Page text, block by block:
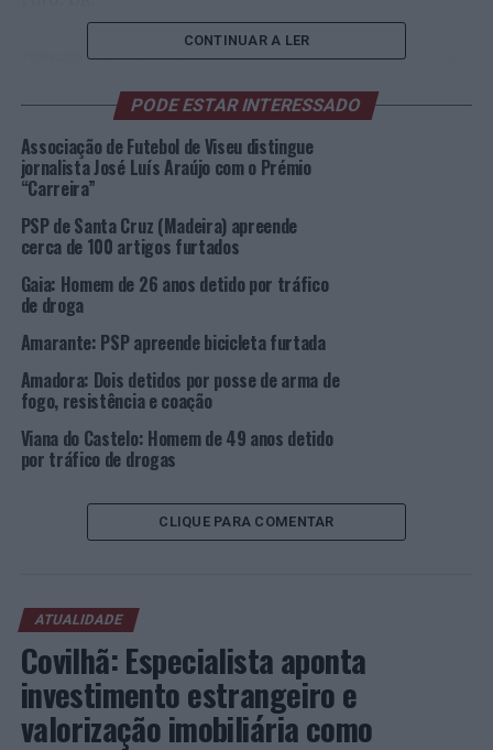
TÓPICOS RELACIONADOS: CRIMINALIDADE DESTAQUE
Braga: Detenção por tráfico de estupefaciente na Rua
do Vilar
NÃO PERCA
Lisboa: PSP informa sobre condicionamentos no âmbito
do Sporting CP vs. Marselha
CONTINUAR A LER
PODE ESTAR INTERESSADO
Associação de Futebol de Viseu distingue
jornalista José Luís Araújo com o Prémio
“Carreira”
PSP de Santa Cruz (Madeira) apreende
cerca de 100 artigos furtados
Gaia: Homem de 26 anos detido por tráfico
de droga
Amarante: PSP apreende bicicleta furtada
Amadora: Dois detidos por posse de arma de
fogo, resistência e coação
Viana do Castelo: Homem de 49 anos detido
por tráfico de drogas
CLIQUE PARA COMENTAR
ATUALIDADE
Covilhã: Especialista aponta
investimento estrangeiro e
valorização imobiliária como